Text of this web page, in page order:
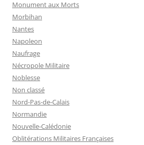
Monument aux Morts
Morbihan
Nantes
Napoleon
Naufrage
Nécropole Militaire
Noblesse
Non classé
Nord-Pas-de-Calais
Normandie
Nouvelle-Calédonie
Oblitérations Militaires Françaises